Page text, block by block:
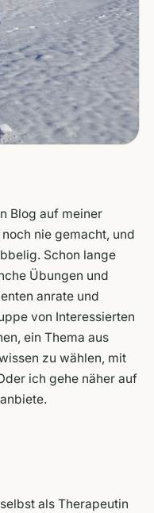
Blog auf meiner
nie gemacht, und
Schon lange
Übungen und
anrate und
von Interessierten
ein Thema aus
zu wählen, mit
ich gehe näher auf
als Therapeutin